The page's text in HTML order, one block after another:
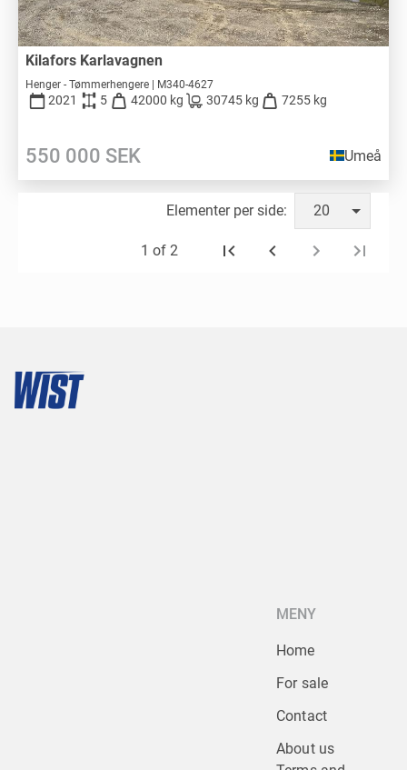
Kilafors Karlavagnen
Henger - Tømmerhengere | M340-4627
2021 5 42000 kg 30745 kg 7255 kg
550 000 SEK Umeå
Elementer per side: 20
1 of 2
MENY
Home
For sale
Contact
About us